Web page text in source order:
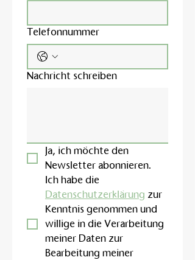
Telefonnummer
Nachricht schreiben
Ja, ich möchte den
Newsletter abonnieren.
Datenschutzerklärung zur
Kenntnis genommen und
willige in die Verarbeitung
meiner Daten zur
Bearbeitung meiner